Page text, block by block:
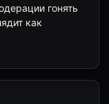
гонять
как